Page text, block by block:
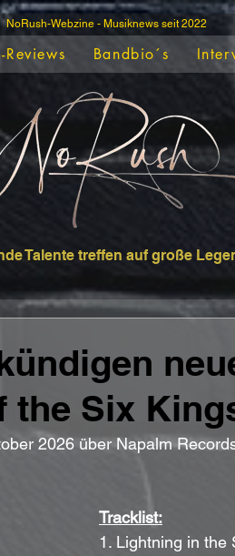
NoRush-Webzine - Musiknews seit 2022
Reviews Bandbio´s
Talente treffen auf große
the Six
2026 über Napalm
Tracklist:
1. Lightning in the